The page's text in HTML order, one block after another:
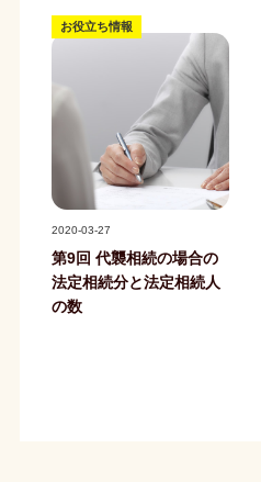
お役立ち情報
2020-03-27
第9回 代襲相続の場合の
法定相続分と法定相続人
の数